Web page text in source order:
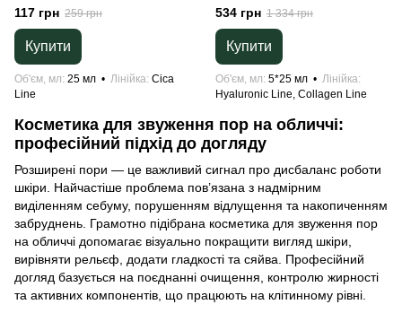
корейська косметика, тревел
формат
117 грн 259 грн
Купити
Об'єм, мл 25 мл Лінійка Cica
Line
HIDEHERE (5 засобів)
534 грн 1 334 грн
Купити
Об'єм, мл 5*25 мл
Лінійка
Hyaluronic Line, Collagen Line
Косметика для звуження пор на обличчі:
професійний підхід до догляду
Розширені пори — це важливий сигнал про дисбаланс роботи
шкіри. Найчастіше проблема пов’язана з надмірним
виділенням себуму, порушенням відлущення та накопиченням
забруднень. Грамотно підібрана косметика для звуження пор
на обличчі допомагає візуально покращити вигляд шкіри,
вирівняти рельєф, додати гладкості та сяйва. Професійний
догляд базується на поєднанні очищення, контролю жирності
та активних компонентів, що працюють на клітинному рівні.